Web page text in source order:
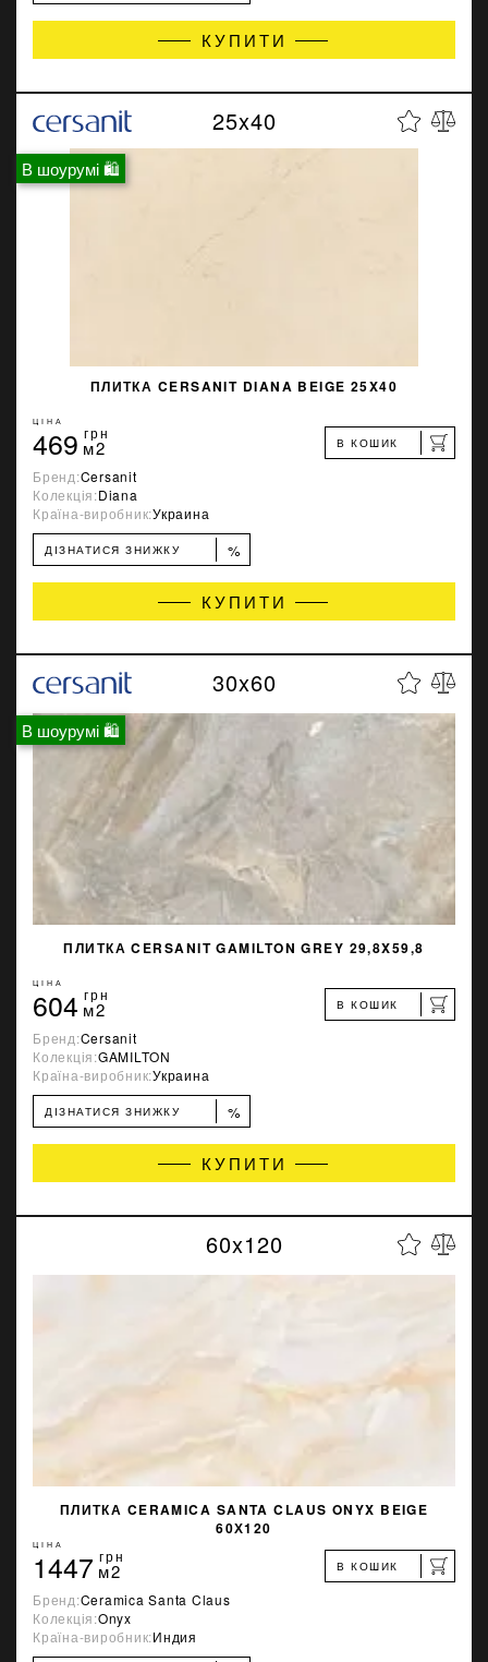
КУПИТИ
В шоурумі 🛍
25x40
ПЛИТКА CERSANIT DIANA BEIGE 25X40
ЦІНА
469 грн
м2 В КОШИК
Бренд:Cersanit
Колекція:Diana
Країна-виробник:Украина
ДІЗНАТИСЯ ЗНИЖКУ %
КУПИТИ
В шоурумі 🛍
30x60
ПЛИТКА CERSANIT GAMILTON GREY 29,8X59,8
ЦІНА
604 грн
м2 В КОШИК
Бренд:Cersanit
Колекція:GAMILTON
Країна-виробник:Украина
ДІЗНАТИСЯ ЗНИЖКУ %
КУПИТИ
60x120
ПЛИТКА CERAMICA SANTA CLAUS ONYX BEIGE
60Х120
ЦІНА
1447 грн
м2 В КОШИК
Бренд:Ceramica Santa Claus
Колекція:Onyx
Країна-виробник:Индия